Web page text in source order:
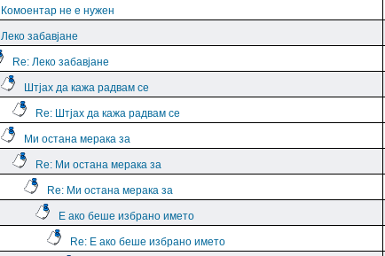
Комоентар не е нужен
Леко забавјане
Re: Леко забавјане
Штјах да кажа радвам се
Re: Штјах да кажа радвам се
Ми остана мерака за
Re: Ми остана мерака за
Re: Ми остана мерака за
Е ако беше избрано името
Re: Е ако беше избрано името